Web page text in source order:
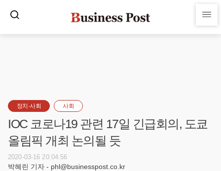
정치·사회 사회
IOC 코로나19 관련 17일 긴급회의, 도쿄
올림픽 개최 논의될 듯
2020-03-16 20:04:56
박혜린 기자 - phl@businesspost.co.kr